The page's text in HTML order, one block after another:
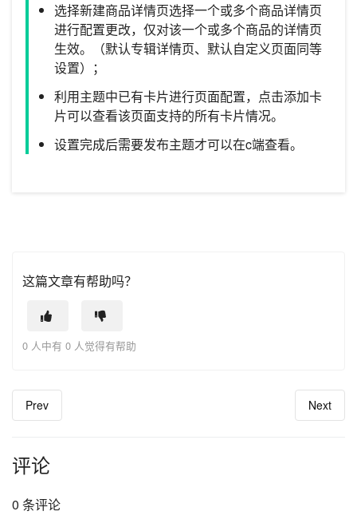
选择新建商品详情页选择一个或多个商品详情页
进行配置更改，仅对该一个或多个商品的详情页
生效。（默认专辑详情页、默认自定义页面同等
设置）；
利用主题中已有卡片进行页面配置，点击添加卡
片可以查看该页面支持的所有卡片情况。
设置完成后需要发布主题才可以在c端查看。
这篇文章有帮助吗？
0 人中有 0 人觉得有帮助
Prev Next
评论
0 条评论